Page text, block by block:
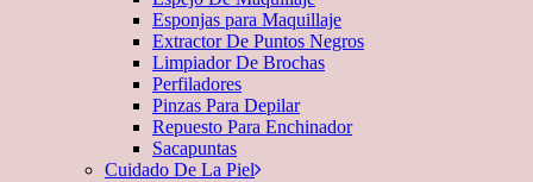
Esponjas para Maquillaje
Extractor De Puntos Negros
Limpiador De Brochas
Perfiladores
Pinzas Para Depilar
Repuesto Para Enchinador
Sacapuntas
Cuidado De La Piel